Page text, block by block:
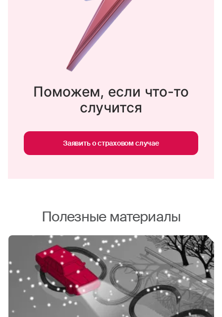
гибкие условия страхования, в том числе
возможность выбора точного количества
дней страхования;
разветвленная сеть обслуживания — свыше
1300 офисов по всей России от
Калининграда до Владивостока.
Поможем, если что-то
случится
Заявить о страховом случае
Полезные материалы